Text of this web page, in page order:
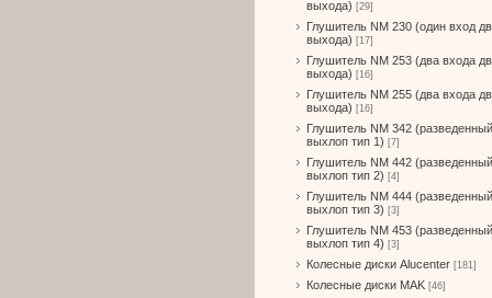
выхода) [29]
Глушитель NM 230 (один вход
выхода) [17]
Глушитель NM 253 (два входа
выхода) [16]
Глушитель NM 255 (два входа
выхода) [16]
Глушитель NM 342 (разведенный
выхлоп тип 1) [7]
Глушитель NM 442 (разведенный
выхлоп тип 2) [4]
Глушитель NM 444 (разведенный
выхлоп тип 3) [3]
Глушитель NM 453 (разведенный
выхлоп тип 4) [3]
Колесные диски Alucenter [181]
Колесные диски MAK [46]